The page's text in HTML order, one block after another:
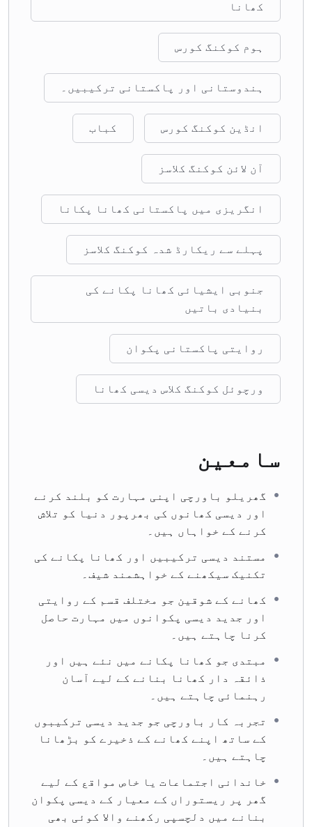
کھانا
ہوم کوکنگ کورس
ہندوستانی اور پاکستانی ترکیبیں۔
انڈین کوکنگ کورس کباب
آن لائن کوکنگ کلاسز
انگریزی میں پاکستانی کھانا پکانا
پہلے سے ریکارڈ شدہ کوکنگ کلاسز
جنوبی ایشیائی کھانا پکانے کی
بنیادی باتیں
روایتی پاکستانی پکوان
ورچوئل کوکنگ کلاس دیسی کھانا
سامعین
گھریلو باورچی اپنی مہارت کو بلند کرنے
اور دیسی کھانوں کی بھرپور دنیا کو تلاش
کرنے کے خواہاں ہیں۔
مستند دیسی ترکیبیں اور کھانا پکانے کی
تکنیک سیکھنے کے خواہشمند شیف۔
کھانے کے شوقین جو مختلف قسم کے روایتی
اور جدید دیسی پکوانوں میں مہارت حاصل
کرنا چاہتے ہیں۔
مبتدی جو کھانا پکانے میں نئے ہیں اور
ذائقہ دار کھانا بنانے کے لیے آسان
رہنمائی چاہتے ہیں۔
تجربہ کار باورچی جو جدید دیسی ترکیبوں
کے ساتھ اپنے کھانے کے ذخیرے کو بڑھانا
چاہتے ہیں۔
خاندانی اجتماعات یا خاص مواقع کے لیے
گھر پر ریستوراں کے معیار کے دیسی پکوان
بنانے میں دلچسپی رکھنے والا کوئی بھی